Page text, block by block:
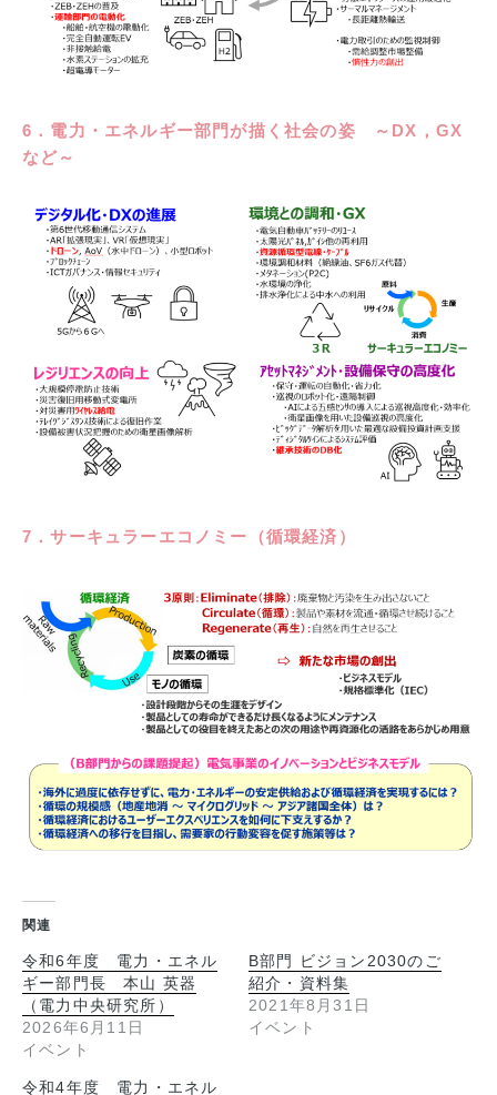
6．電力・エネルギー部門が描く社会の姿 ～DX，GX
など～
7．サーキュラーエコノミー（循環経済）
関連
令和6年度 電力・エネル
ギー部門長 本山 英器
（電力中央研究所）
2026年6月11日
イベント
B部門 ビジョン2030のご
紹介・資料集
2021年8月31日
イベント
令和4年度 電力・エネル